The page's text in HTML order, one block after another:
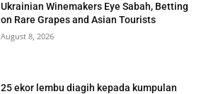
Ukrainian Winemakers Eye Sabah, Betting
on Rare Grapes and Asian Tourists
August 8, 2026
25 ekor lembu diagih kepada kumpulan